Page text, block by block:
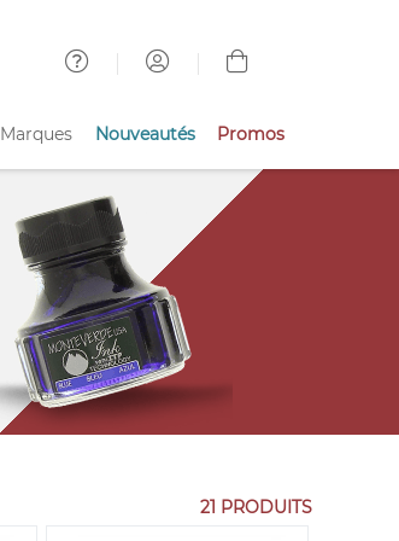
Marques Nouveautés Promos
21 PRODUITS